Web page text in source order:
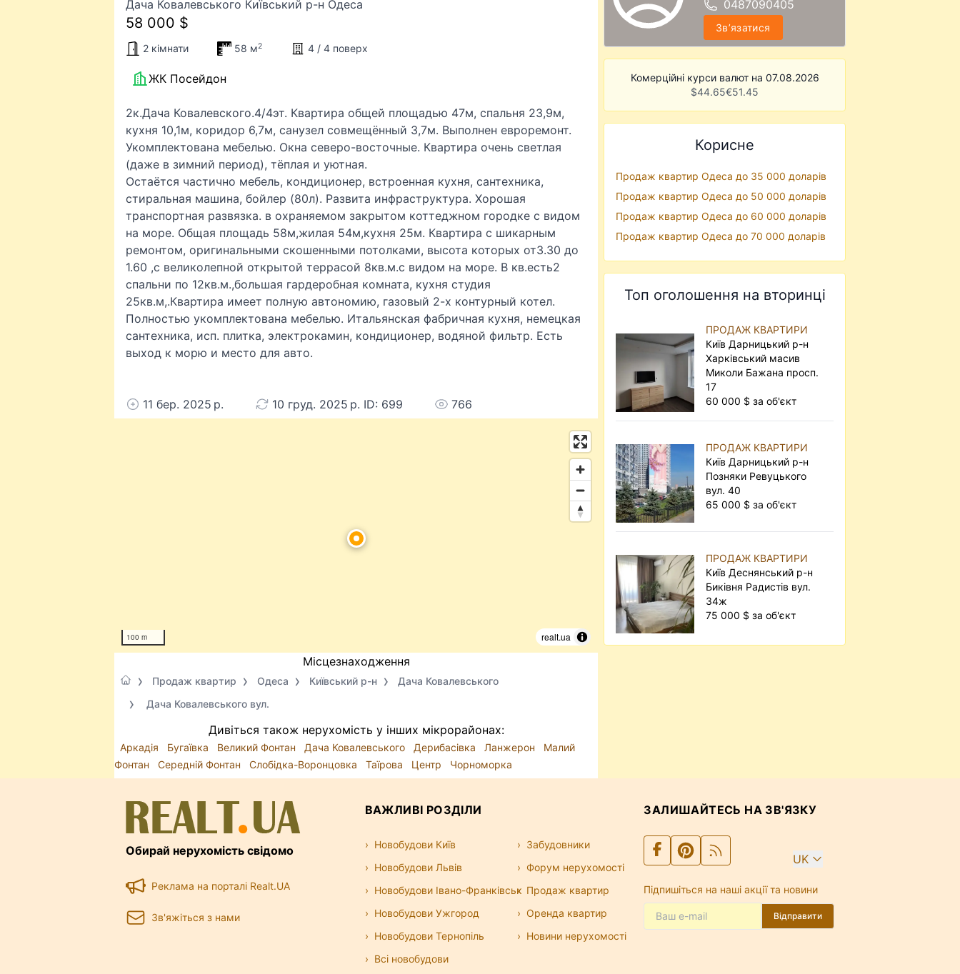
Дача Ковалевського Київський р-н Одеса
58 000 $
2 кімнати 58 м2 4 / 4 поверх
ЖК Посейдон
2к.Дача Ковалевского.4/4эт. Квартира общей площадью 47м, спальня 23,9м,
кухня 10,1м, коридор 6,7м, санузел совмещённый 3,7м. Выполнен евроремонт.
Укомплектована мебелью. Окна северо-восточные. Квартира очень светлая
(даже в зимний период), тёплая и уютная.
Остаётся частично мебель, кондиционер, встроенная кухня, сантехника,
стиральная машина, бойлер (80л). Развита инфраструктура. Хорошая
транспортная развязка. в охраняемом закрытом коттеджном городке с видом
на море. Общая площадь 58м,жилая 54м,кухня 25м. Квартира с шикарным
ремонтом, оригинальными скошенными потолками, высота которых от3.30 до
1.60 ,с великолепной открытой террасой 8кв.м.с видом на море. В кв.есть2
спальни по 12кв.м.,большая гардеробная комната, кухня студия
25кв.м,.Квартира имеет полную автономию, газовый 2-х контурный котел.
Полностью укомплектована мебелью. Итальянская фабричная кухня, немецкая
сантехника, исп. плитка, электрокамин, кондиционер, водяной фильтр. Есть
выход к морю и место для авто.
11 бер. 2025 р. 10 груд. 2025 р. ID: 699 766
100 m realt.ua
Місцезнаходження
Продаж квартир Одеса Київський р-н
Дача Ковалевського
Дача Ковалевського вул.
Дивіться також нерухомість у інших мікрорайонах:
Аркадія Бугаївка Великий Фонтан Дача Ковалевського Дерибасівка Ланжерон
Малий
Фонтан
Середній Фонтан Слобідка-Воронцовка Таїрова Центр Чорноморка
0487090405
Звʼязатися
Комерційні курси валют на 07.08.2026
$44.65€51.45
Корисне
Продаж квартир Одеса до 35 000 доларів
Продаж квартир Одеса до 50 000 доларів
Продаж квартир Одеса до 60 000 доларів
Продаж квартир Одеса до 70 000 доларів
Топ оголошення на вторинці
ПРОДАЖ КВАРТИРИ
Київ Дарницький р-н
Харківський масив
Миколи Бажана просп.
17
60 000 $ за об'єкт
ПРОДАЖ КВАРТИРИ
Київ Дарницький р-н
Позняки Ревуцького
вул. 40
65 000 $ за об'єкт
ПРОДАЖ КВАРТИРИ
Київ Деснянський р-н
Биківня Радистів вул.
34ж
75 000 $ за об'єкт
Обирай нерухомість свідомо
Реклама на порталі Realt.UA
Зв'яжіться з нами
ВАЖЛИВІ РОЗДІЛИ
Новобудови Київ
Новобудови Львів
Новобудови Івано-Франківськ
Новобудови Ужгород
Новобудови Тернопіль
Всі новобудови
Забудовники
Форум нерухомості
Продаж квартир
Оренда квартир
Новини нерухомості
ЗАЛИШАЙТЕСЬ НА ЗВ'ЯЗКУ
UK
Підпишіться на наші акції та новини
Відправити